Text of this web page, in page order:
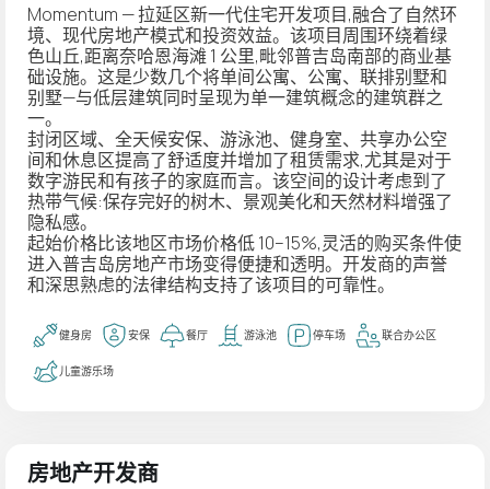
Momentum — 拉延区新一代住宅开发项目,融合了自然环
境、现代房地产模式和投资效益。该项目周围环绕着绿
色山丘,距离奈哈恩海滩 1 公里,毗邻普吉岛南部的商业基
础设施。这是少数几个将单间公寓、公寓、联排别墅和
别墅—与低层建筑同时呈现为单一建筑概念的建筑群之
一。
封闭区域、全天候安保、游泳池、健身室、共享办公空
间和休息区提高了舒适度并增加了租赁需求,尤其是对于
数字游民和有孩子的家庭而言。该空间的设计考虑到了
热带气候:保存完好的树木、景观美化和天然材料增强了
隐私感。
起始价格比该地区市场价格低 10–15%,灵活的购买条件使
进入普吉岛房地产市场变得便捷和透明。开发商的声誉
和深思熟虑的法律结构支持了该项目的可靠性。
健身房 安保 餐厅 游泳池 停车场 联合办公区
儿童游乐场
房地产开发商